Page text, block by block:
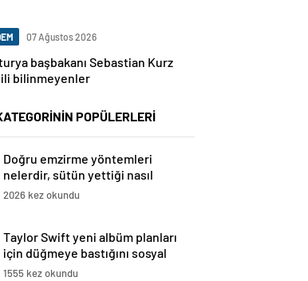
07 Ağustos 2026
başbakanı Sebastian Kurz
bilinmeyenler
POPÜLERLERİ
Doğru emzirme yöntemleri
nelerdir, sütün yettiği nasıl
anlaşılır?
2026 kez okundu
Taylor Swift yeni albüm planları
için düğmeye bastığını sosyal
medyadan duyurdu!
1555 kez okundu